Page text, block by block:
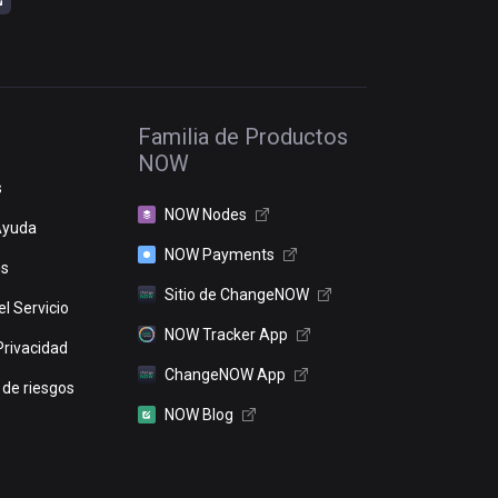
Servicio
riesgos
Familia de Productos
NOW
NOW Nodes
NOW Payments
Sitio de ChangeNOW
NOW Tracker App
ChangeNOW App
NOW Blog